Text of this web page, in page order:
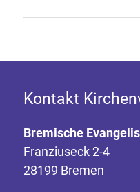
Kontakt
Bremische
Franziuseck 2-4
28199 Bremen